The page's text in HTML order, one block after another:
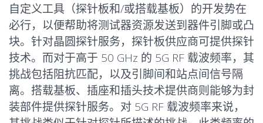
自定义工具（探针板和/或搭载基板）的开发势在
必行，以便帮助将测试器资源发送到器件引脚或凸
块。针对晶圆探针服务，探针板供应商可提供探针
技术。而对于高于 50 GHz 的 5G RF 载波频率，其
挑战包括阻抗匹配，以及引脚间和站点间信号隔
离。搭载基板、插座和插头技术提供商则能够为封
装部件提供探针服务。对 5G RF 载波频率来说，